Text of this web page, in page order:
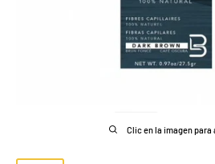
Clic en la imagen para